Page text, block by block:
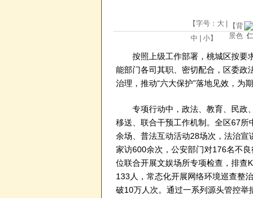
【字号： 大
中
小】
【背
景色
按照上级工作部署，桃城区按要求
能部门各司其职、密切配合，区委政
治理，推动“六大保护”落地见效，为
专项行动中，政法、教育、民政、
移送、联合干预工作机制。全区67
余场、普法互动活动28场次，法治
家访600余次，公安部门对176名不
位联合开展文娱场所专项检查，排查
133人，常态化开展网络环境巡查整
破10万人次。通过一系列源头管控